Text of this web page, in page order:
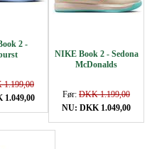
2 -
1.199,00
1.049,00
NIKE Book 2 - Sedona
McDonalds
Før: DKK 1.199,00
NU: DKK 1.049,00